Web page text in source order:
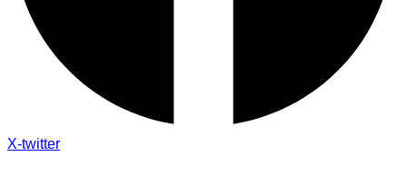
X-twitter